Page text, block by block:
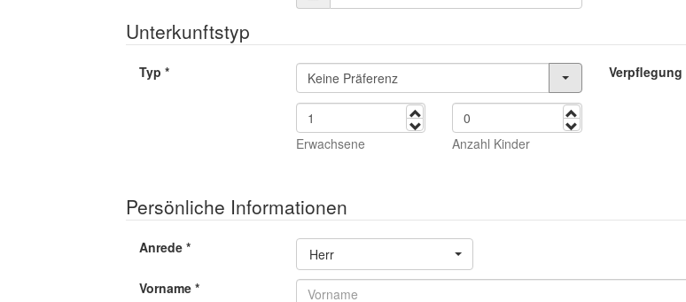
Unterkunftstyp
Typ * Verpflegung
mehr
weniger
Erwachsene
mehr
weniger
Anzahl Kinder
Persönliche Informationen
Anrede * HerrToggle Dropdown
Vorname *